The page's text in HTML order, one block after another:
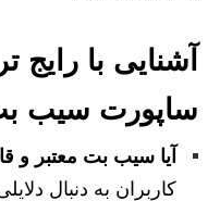
آشنایی با رایج
ساپورت سیب
آیا سیب بت معتبر و
کاربران به دنبال